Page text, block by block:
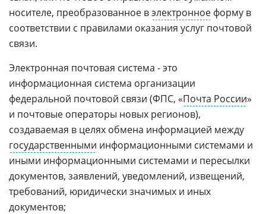
носителе, преобразованное вэлектронное форму в
соответствии с правилами оказания услуг почтовой
связи.
Электронная почтовая система - это
информационная система организации
федеральной почтовой связи (ФПС, «Почта России»
и почтовые операторы новых регионов),
создаваемая в целях обмена информацией между
государственными информационными системами и
иными информационными системами и пересылки
документов, заявлений, уведомлений, извещений,
требований, юридически значимых и иных
документов;